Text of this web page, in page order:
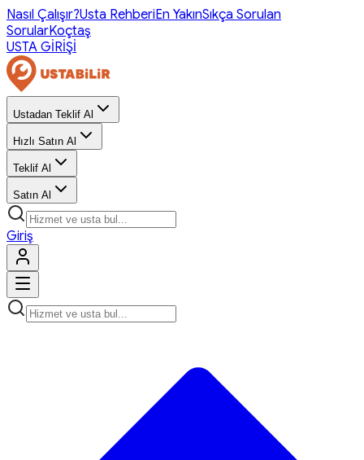
Nasıl Çalışır?Usta RehberiEn YakınSıkça Sorulan
SorularKoçtaş
USTA GİRİŞİ
Ustadan Teklif Al
Hızlı Satın Al
Teklif Al
Satın Al
Giriş